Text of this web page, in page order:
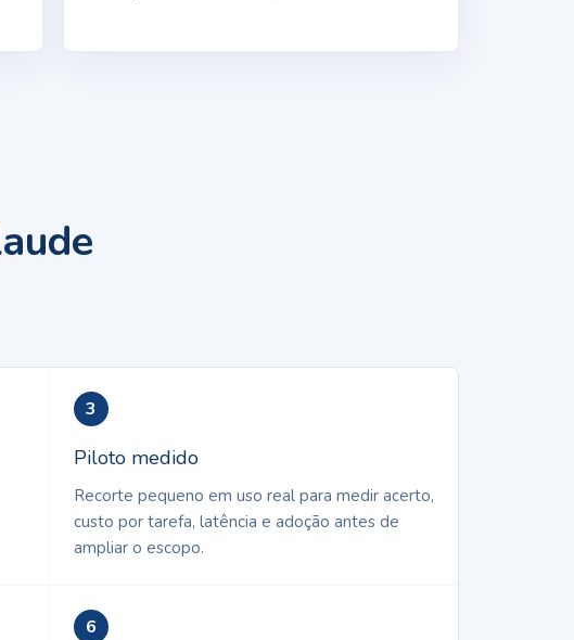
3
Piloto medido
Recorte pequeno em uso real para medir acerto,
custo por tarefa, latência e adoção antes de
ampliar o escopo.
6